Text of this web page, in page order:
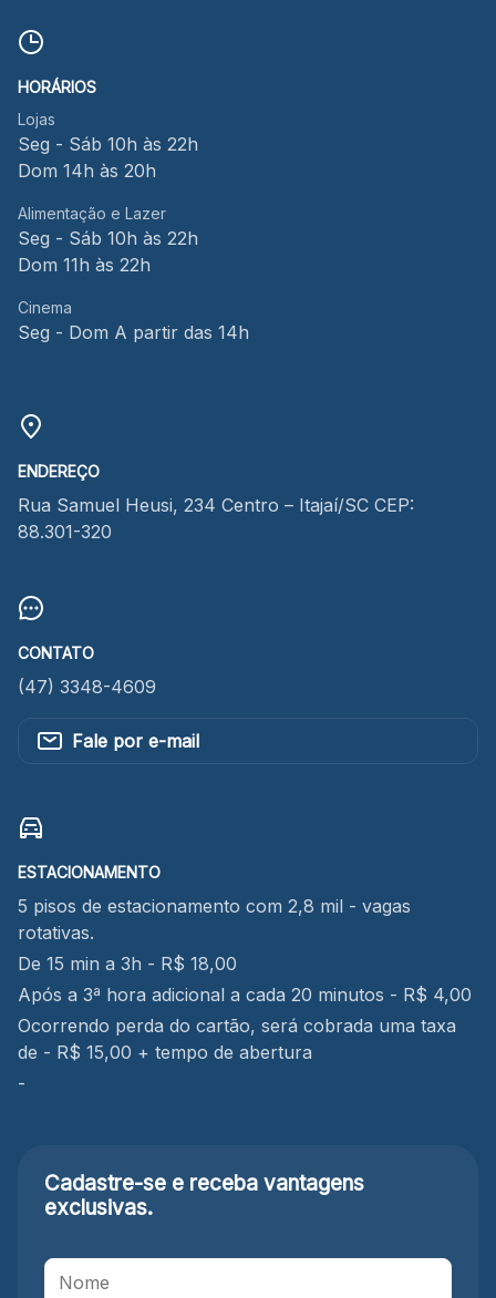
HORÁRIOS
Lojas
Seg - Sáb 10h às 22h
Dom 14h às 20h
Alimentação e Lazer
Seg - Sáb 10h às 22h
Dom 11h às 22h
Cinema
Seg - Dom A partir das 14h
ENDEREÇO
Rua Samuel Heusi, 234 Centro – Itajaí/SC CEP:
88.301-320
CONTATO
(47) 3348-4609
Fale por e-mail
ESTACIONAMENTO
5 pisos de estacionamento com 2,8 mil - vagas
rotativas.
De 15 min a 3h - R$ 18,00
Após a 3ª hora adicional a cada 20 minutos - R$ 4,00
Ocorrendo perda do cartão, será cobrada uma taxa
de - R$ 15,00 + tempo de abertura
-
Cadastre-se e receba vantagens
exclusivas.